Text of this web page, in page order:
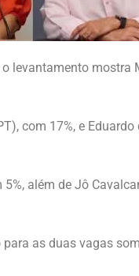
levantamento
com 17%, e
além de Jô
as duas vagas